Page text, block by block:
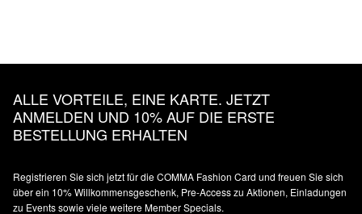
ALLE VORTEILE, EINE KARTE. JETZT
ANMELDEN UND 10% AUF DIE ERSTE
BESTELLUNG ERHALTEN
Registrieren Sie sich jetzt für die COMMA Fashion Card und freuen Sie sich
über ein 10% Willkommensgeschenk, Pre-Access zu Aktionen, Einladungen
zu Events sowie viele weitere Member Specials.